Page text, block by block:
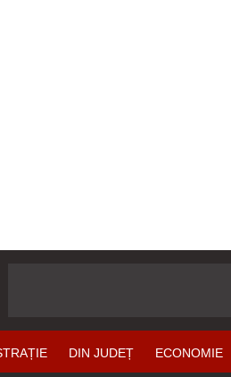
DIN JUDEȚ ECONOMIE